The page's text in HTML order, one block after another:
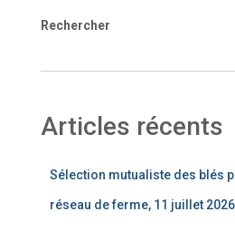
Rechercher
Articles récents
Sélection mutualiste des blés
réseau de ferme, 11 juillet